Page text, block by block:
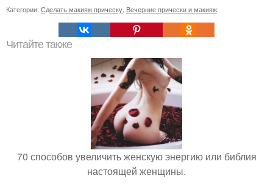
Категории: Сделать макияж прическу Вечерние прически и макияж
Читайте также
70 способов увеличить женскую энергию или библия
настоящей женщины.